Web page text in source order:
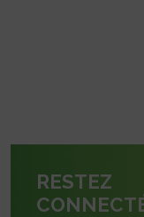
RESTEZ